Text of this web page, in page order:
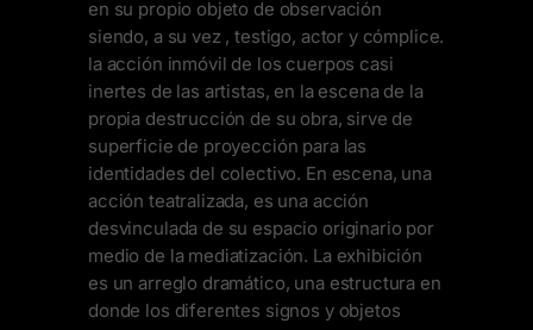
en su propio objeto de observación
siendo, a su vez , testigo, actor y cómplice.
la acción inmóvil de los cuerpos casi
inertes de las artistas, en la escena de la
propia destrucción de su obra, sirve de
superficie de proyección para las
identidades del colectivo. En escena, una
acción teatralizada, es una acción
desvinculada de su espacio originario por
medio de la mediatización. La exhibición
es un arreglo dramático, una estructura en
donde los diferentes signos y objetos